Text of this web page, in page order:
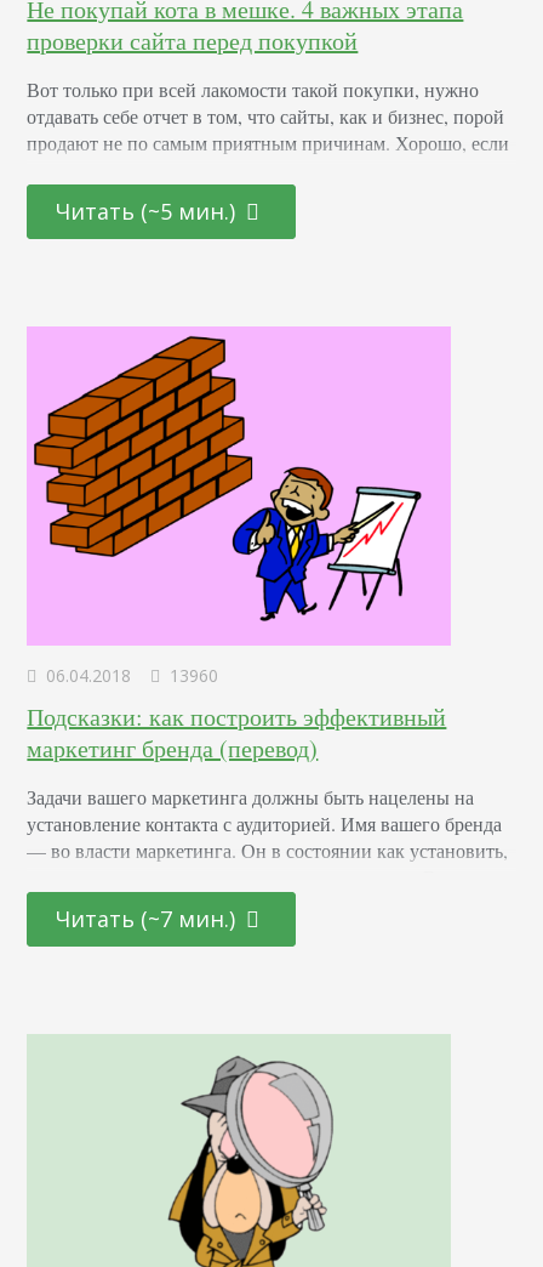
Не покупай кота в мешке. 4 важных этапа
проверки сайта перед покупкой
Вот только при всей лакомости такой покупки, нужно
отдавать себе отчет в том, что сайты, как и бизнес, порой
продают не по самым приятным причинам. Хорошо, если
направлении и избавляется от балласта, на который нет
времени, но часто бывает так, что от сайтов избавляются,
Читать (~5 мин.)
06.04.2018 13960
Подсказки: как построить эффективный
маркетинг бренда (перевод)
Задачи вашего маркетинга должны быть нацелены на
установление контакта с аудиторией. Имя вашего бренда
— во власти маркетинга. Он в состоянии как установить,
маркетологи не разделяют цели и задачи, добиться
эффективного маркетинга будет сложно. Будем честны.
Читать (~7 мин.)